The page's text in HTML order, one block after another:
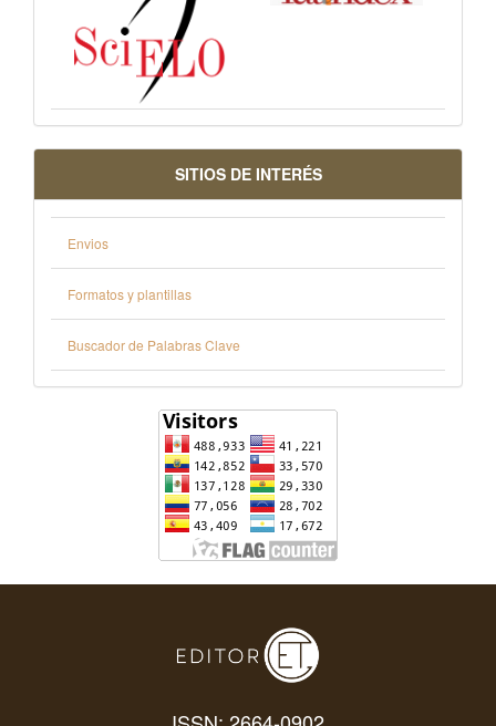
SITIOS DE INTERÉS
Envios
Formatos y plantillas
Buscador de Palabras Clave